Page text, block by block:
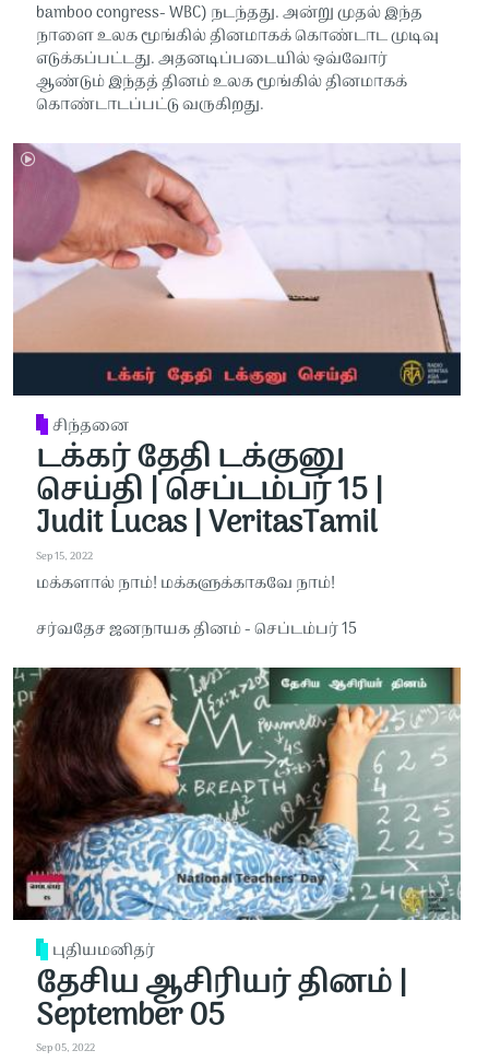
bamboo congress- WBC) நடந்தது. அன்று முதல் இந்த
நாளை உலக மூங்கில் தினமாகக் கொண்டாட முடிவு
எடுக்கப்பட்டது. அதனடிப்படையில் ஒவ்வோர்
ஆண்டும் இந்தத் தினம் உலக மூங்கில் தினமாகக்
கொண்டாடப்பட்டு வருகிறது.
சிந்தனை
டக்கர் தேதி டக்குனு
செய்தி | செப்டம்பர் 15 |
Judit Lucas | VeritasTamil
Sep 15, 2022
மக்களால் நாம்! மக்களுக்காகவே நாம்!
சர்வதேச ஜனநாயக தினம் - செப்டம்பர் 15
புதியமனிதர்
தேசிய ஆசிரியர் தினம் |
September 05
Sep 05, 2022